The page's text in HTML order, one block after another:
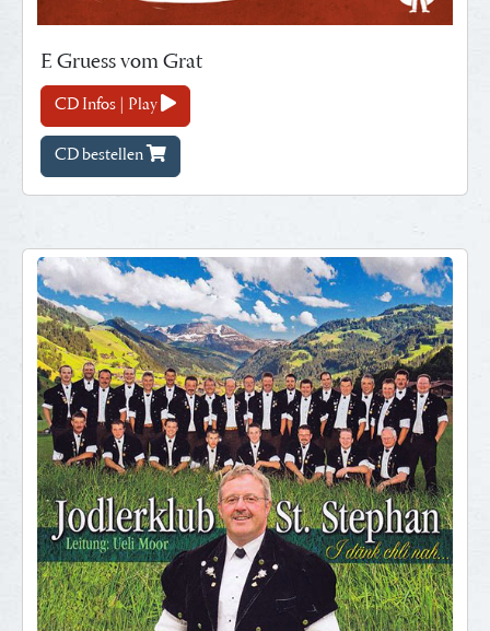
E Gruess vom Grat
CD Infos | Play
CD bestellen